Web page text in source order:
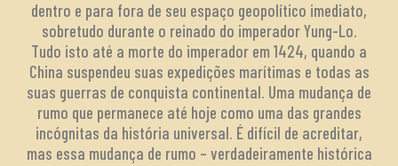
dentro e para fora de seu espaço geopolítico imediato,
sobretudo durante o reinado do imperador Yung-Lo.
Tudo isto até a morte do imperador em 1424, quando a
China suspendeu suas expedições marítimas e todas as
suas guerras de conquista continental. Uma mudança de
rumo que permanece até hoje como uma das grandes
incógnitas da história universal. É difícil de acreditar,
mas essa mudança de rumo – verdadeiramente histórica